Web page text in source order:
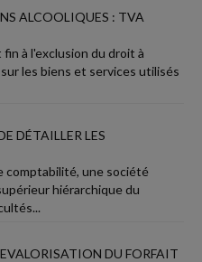
ALCOOLIQUES : TVA
à l'exclusion du droit à
les biens et services utilisés
DÉTAILLER LES
comptabilité, une société
hiérarchique du
DU FORFAIT